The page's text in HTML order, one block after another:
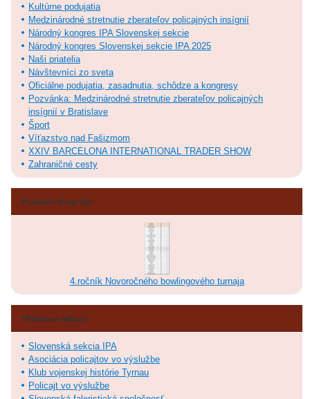
Kultúrne podujatia
Medzinárodné stretnutie zberateľov policajných insígnií
Národný kongres IPA Slovenskej sekcie
Národný kongres Slovenskej sekcie IPA 2025
Naši priatelia
Návštevníci zo sveta
Oficiálne podujatia, zasadnutia, schôdze a kongresy
Pozvánka: Medzinárodné stretnutie zberateľov policajných
insígnií v Bratislave
Šport
Víťazstvo nad Fašizmom
XXIV BARCELONA INTERNATIONAL TRADER SHOW
Zahraničné cesty
Posledné fotografie
4.ročník Novoročného bowlingového turnaja
Obľúbené odkazy
Slovenská sekcia IPA
Asociácia policajtov vo výslužbe
Klub vojenskej histórie Tyrnau
Policajt vo výslužbe